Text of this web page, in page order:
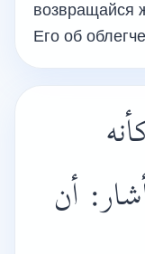
возвращайся
Его об
أن